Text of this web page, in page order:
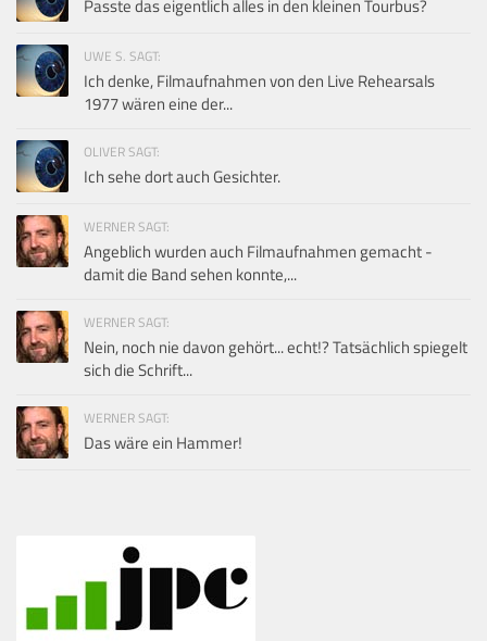
Passte das eigentlich alles in den kleinen Tourbus?
UWE S. SAGT:
Ich denke, Filmaufnahmen von den Live Rehearsals
1977 wären eine der...
OLIVER SAGT:
Ich sehe dort auch Gesichter.
WERNER SAGT:
Angeblich wurden auch Filmaufnahmen gemacht -
damit die Band sehen konnte,...
WERNER SAGT:
Nein, noch nie davon gehört... echt!? Tatsächlich spiegelt
sich die Schrift...
WERNER SAGT:
Das wäre ein Hammer!